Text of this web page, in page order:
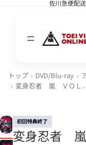
佐川急便配
トップ DVD/Blu-ray
変身忍者 嵐 ＶＯＬ
初回特典終了
変身忍者